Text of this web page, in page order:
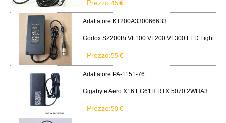
Prezzo:45
Adattatore KT200A3300666B3
Godox SZ200Bi VL100 VL200 VL300 LED Light
Prezzo:55
Adattatore PA-1151-76
Gigabyte Aero X16 EG61H RTX 5070 2WHA3USC64AH LITEON PA-1151-76 150W adapter
Prezzo:50